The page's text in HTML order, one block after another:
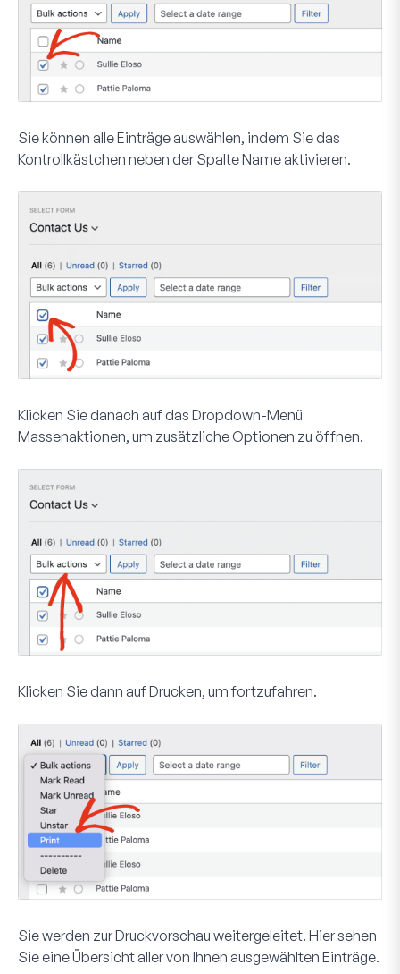
Sie können alle Einträge auswählen, indem Sie das
Kontrollkästchen neben der SpalteNameaktivieren.
Klicken Sie danach auf das Dropdown-Menü
Massenaktionen, um zusätzliche Optionen zu öffnen.
Klicken Sie dann aufDrucken, um fortzufahren.
Sie werden zur Druckvorschau weitergeleitet. Hier sehen
Sie eine Übersicht aller von Ihnen ausgewählten Einträge.